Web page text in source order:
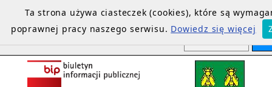
Ta strona używa ciasteczek (cookies), które są
poprawnej pracy naszego serwisu. Dowiedz się więcej